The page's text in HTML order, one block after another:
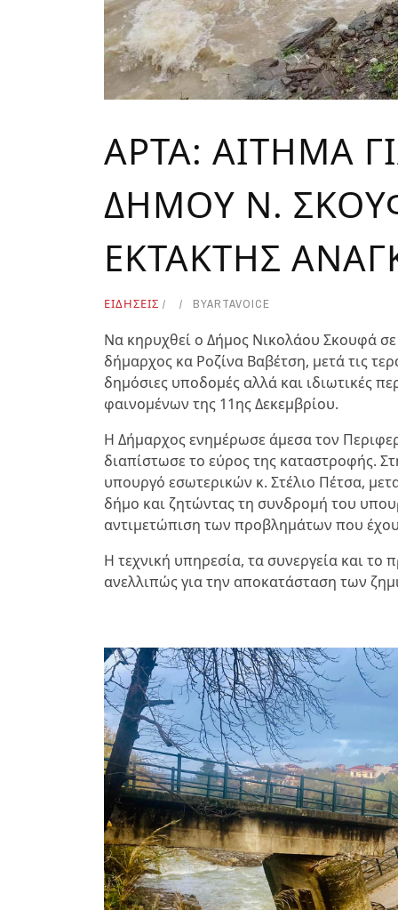
ΑΡΤΑ: ΑΙΤΗΜΑ
ΔΗΜΟΥ Ν.
ΕΚΤΑΚΤΗΣ
ΕΙΔΗΣΕΙΣ BYARTAVOICE
Να κηρυχθεί ο Δήμος Νικολάου Σκουφά
δήμαρχος κα Ροζίνα Βαβέτση, μετά τις
δημόσιες υποδομές αλλά και ιδιωτικές
φαινομένων της 11ης Δεκεμβρίου.
Η Δήμαρχος ενημέρωσε άμεσα τον
διαπίστωσε το εύρος της καταστροφής.
υπουργό εσωτερικών κ. Στέλιο Πέτσα,
δήμο και ζητώντας τη συνδρομή του
αντιμετώπιση των προβλημάτων που
Η τεχνική υπηρεσία, τα συνεργεία και
ανελλιπώς για την αποκατάσταση των